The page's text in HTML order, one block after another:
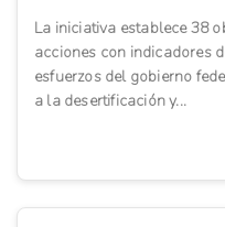
La iniciativa establece 38
acciones con indicadores
esfuerzos del gobierno
a la desertificación y...